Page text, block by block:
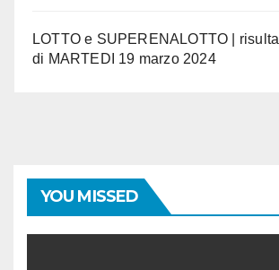
LOTTO e SUPERENALOTTO |
di MARTEDI 19 marzo 2024
YOU MISSED